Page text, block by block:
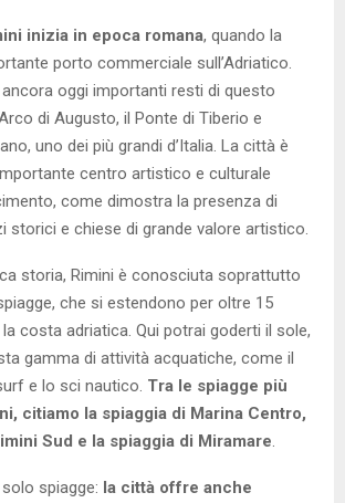
inizia in epoca romana, quando la
porto commerciale sull’Adriatico.
oggi importanti resti di questo
di Augusto, il Ponte di Tiberio e
uno dei più grandi d’Italia. La città è
centro artistico e culturale
come dimostra la presenza di
storici e chiese di grande valore artistico.
storia, Rimini è conosciuta soprattutto
che si estendono per oltre 15
costa adriatica. Qui potrai goderti il sole,
gamma di attività acquatiche, come il
e lo sci nautico. Tra le spiagge più
citiamo la spiaggia di Marina Centro,
Sud e la spiaggia di Miramare
spiagge: la città offre anche